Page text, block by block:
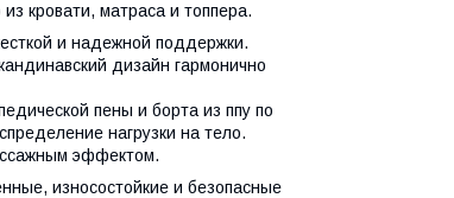
кровати, матраса и топпера.
и надежной поддержки.
дизайн гармонично
пены и борта из ппу по
нагрузки на тело.
эффектом.
износостойкие и безопасные